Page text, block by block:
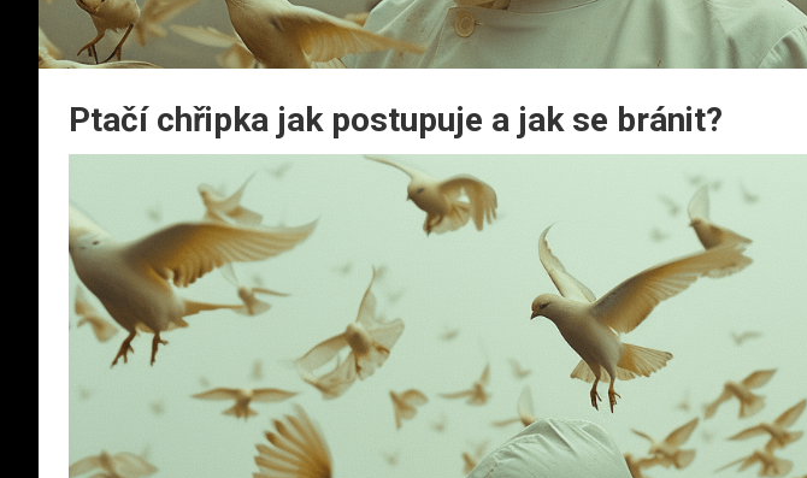
Ptačí chřipka jak postupuje a jak se bránit?